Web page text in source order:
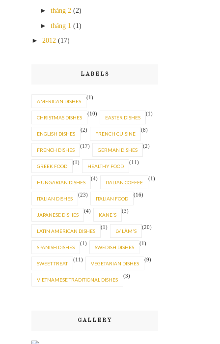
► tháng 2 (2)
► tháng 1 (1)
► 2012 (17)
LABELS
AMERICAN DISHES
(1)
CHRISTMAS DISHES
(10)
EASTER DISHES
(1)
ENGLISH DISHES
(2)
FRENCH CUISINE
(8)
FRENCH DISHES
(17)
GERMAN DISHES
(2)
GREEK FOOD
(1)
HEALTHY FOOD
(11)
HUNGARIAN DISHES
(4)
ITALIAN COFFEE
(1)
ITALIAN DISHES
(23)
ITALIAN FOOD
(16)
JAPANESE DISHES
(4)
KANE'S
(3)
LATIN AMERICAN DISHES
(1)
LV LÂM'S
(20)
SPANISH DISHES
(1)
SWEDISH DISHES
(1)
SWEET TREAT
(11)
VEGETARIAN DISHES
(9)
VIETNAMESE TRADITIONAL DISHES
(3)
GALLERY